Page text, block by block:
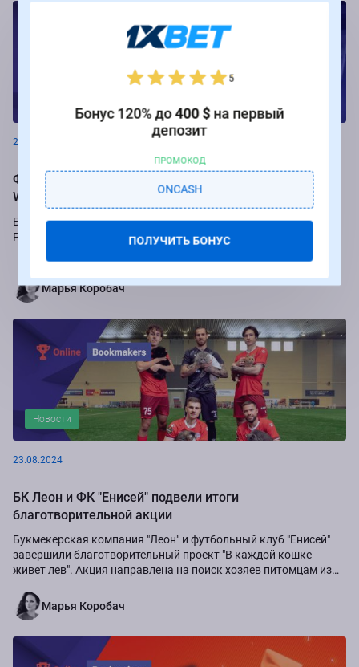
26.08.2024
Фрибеты до 250 000 рублей за ставки на РПЛ от БК
Winline
Букмекер Winline подарит бесплатные ставки за пари на игры
Российской Премьер-лиги.
Марья Коробач
Новости
23.08.2024
БК Леон и ФК "Енисей" подвели итоги
благотворительной акции
Букмекерская компания "Леон" и футбольный клуб "Енисей"
завершили благотворительный проект "В каждой кошке
живет лев". Акция направлена на поиск хозяев питомцам из
Марья Коробач
5
Бонус 120% до400 $на первый
депозит
ПРОМОКОД
ONCASH
ПОЛУЧИТЬ БОНУС